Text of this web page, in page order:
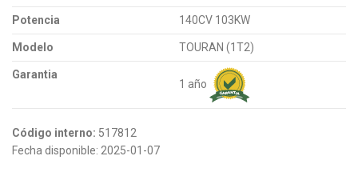
Potencia 140CV 103KW
Modelo TOURAN (1T2)
Garantia
1 año
Código interno: 517812
Fecha disponible: 2025-01-07